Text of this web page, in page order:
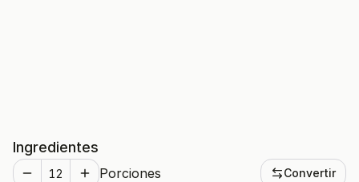
Ingredientes
Porciones Convertir